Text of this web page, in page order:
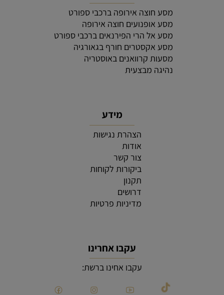
מסע חוצה אירופה ברכבי ספורט
מסע אופנועים חוצה אירופה
מסע אל הרי הפירנאים ברכבי ספורט
מסע אקסטרים חורף בגאורגיה
מסעות קרוואנים באוסטריה
נהיגה מבצעית
מידע
הצהרת נגישות
אודות
צור קשר
ביקורות לקוחות
תקנון
דרושים
מדיניות פרטיות
עקבו אחרינו
עקבו אחינו ברשת: